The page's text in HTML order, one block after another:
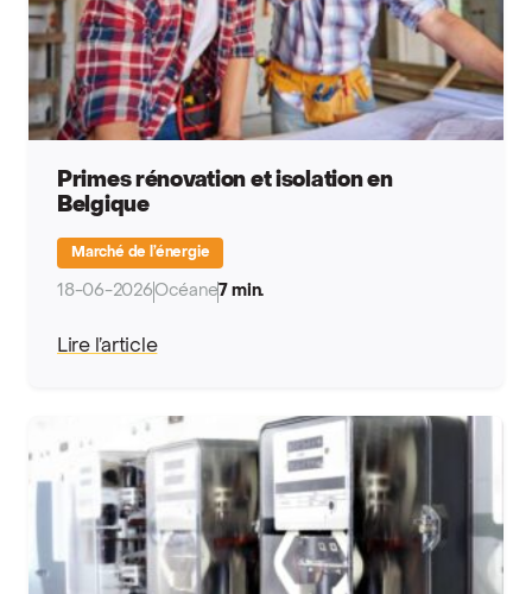
Primes rénovation et isolation en
Belgique
Marché de l’énergie
18-06-2026Océane7 min.
Lire l’article